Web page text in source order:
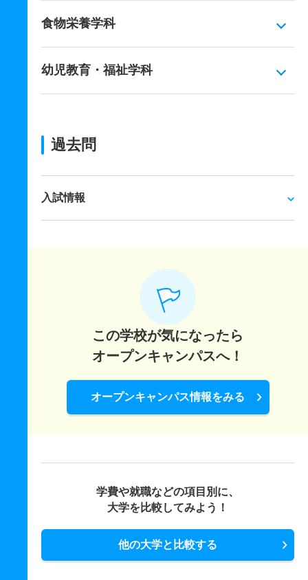
食物栄養学科
幼児教育・福祉学科
過去問
入試情報
この学校が気になったら
オープンキャンパスへ！
オープンキャンパス情報をみる
学費や就職などの項目別に、
大学を比較してみよう！
他の大学と比較する